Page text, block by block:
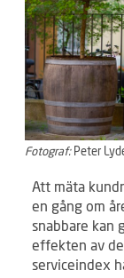
Fotograf: Peter
Att mäta
en gång om
snabbare kan
effekten av
serviceindex